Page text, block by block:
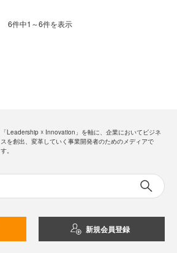
6件中1～6件を表示
「Leadership ☓ Innovation」を軸に、企業においてビジネ
スを創出、変革していく事業開発者のためのメディアで
す。
新規会員登録